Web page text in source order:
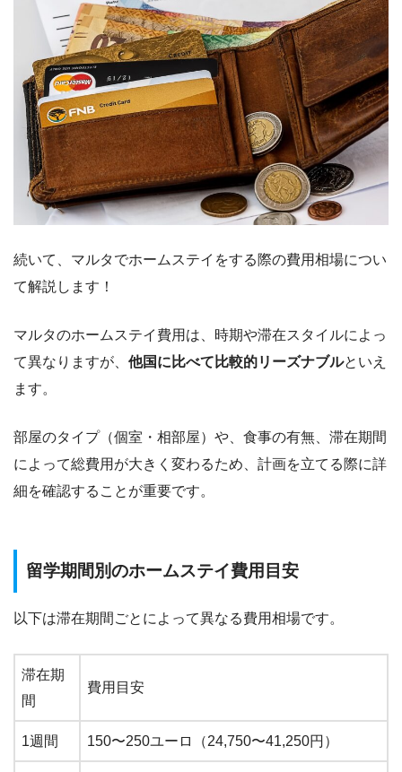
続いて、マルタでホームステイをする際の費用相場につい
て解説します！
マルタのホームステイ費用は、時期や滞在スタイルによっ
て異なりますが、 他国に比べて比較的リーズナブルといえ
ます。
部屋のタイプ（個室・相部屋）や、食事の有無、滞在期間
によって総費用が大きく変わるため、計画を立てる際に詳
細を確認することが重要です。
留学期間別のホームステイ費用目安
以下は滞在期間ごとによって異なる費用相場です。
滞在期
間
費用目安
1週間 150〜250ユーロ（24,750〜41,250円）